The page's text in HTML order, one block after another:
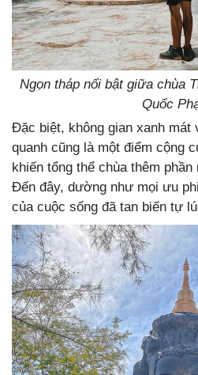
Ngọn tháp nổi bật giữa chùa
Quốc
Đặc biệt, không gian xanh mát
quanh cũng là một điểm cộng
khiến tổng thể chùa thêm
Đến đây, dường như mọi ưu
của cuộc sống đã tan biến tự